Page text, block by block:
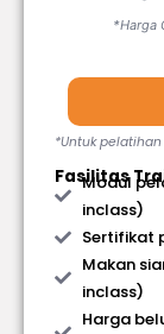
*Harga
*Untuk
Fasilitas
Modul
inclass)
Sertifikat
Makan
inclass)
Harga